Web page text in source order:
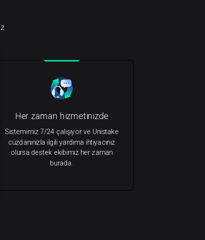
Her zaman hizmetinizde
Sistemimiz 7/24 çalışıyor ve Unistake
cüzdanınızla ilgili yardıma ihtiyacınız
olursa destek ekibimiz her zaman
burada.